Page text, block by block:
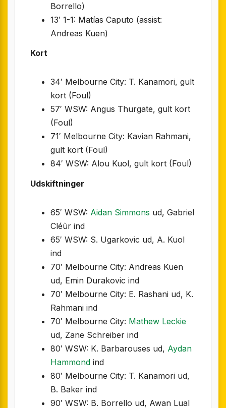
Borrello)
13′ 1-1: Matías Caputo (assist:
Andreas Kuen)
Kort
34′ Melbourne City: T. Kanamori, gult
kort (Foul)
57′ WSW: Angus Thurgate, gult kort
(Foul)
71′ Melbourne City: Kavian Rahmani,
gult kort (Foul)
84′ WSW: Alou Kuol, gult kort (Foul)
Udskiftninger
65′ WSW: Aidan Simmons ud, Gabriel
Cléùr ind
65′ WSW: S. Ugarkovic ud, A. Kuol
ind
70′ Melbourne City: Andreas Kuen
ud, Emin Durakovic ind
70′ Melbourne City: E. Rashani ud, K.
Rahmani ind
70′ Melbourne City: Mathew Leckie
ud, Zane Schreiber ind
80′ WSW: K. Barbarouses ud, Aydan
Hammond ind
80′ Melbourne City: T. Kanamori ud,
B. Baker ind
90′ WSW: B. Borrello ud, Awan Lual